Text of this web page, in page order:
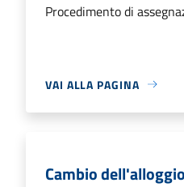
Procedimento di
VAI ALLA PAGINA
Cambio